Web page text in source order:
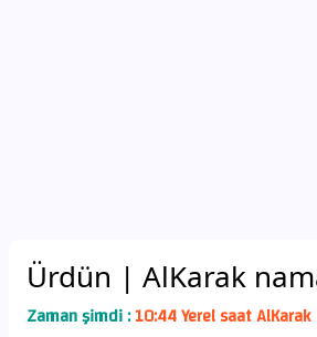
Ürdün | AlKarak
Zaman şimdi :10:44 Yerel saat AlKarak